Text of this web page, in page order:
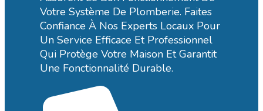
Votre Système De Plomberie. Faites
Confiance À Nos Experts Locaux Pour
Un Service Efficace Et Professionnel
Qui Protège Votre Maison Et Garantit
Une Fonctionnalité Durable.